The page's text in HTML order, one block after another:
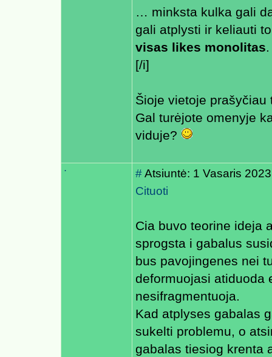
… minksta kulka gali
gali atplysti ir keliauti
visas likes monolitas.
[/i]
Šioje vietoje
Gal turėjote omenyje
viduje?
. #Atsiuntė: 1 Vasaris
Cituoti
Cia buvo teorine ideja
sprogsta i gabalus
bus pavojingenes nei
deformuojasi atiduoda
nesifragmentuoja.
Kad atplyses gabalas
sukelti problemu, o
gabalas tiesiog krenta